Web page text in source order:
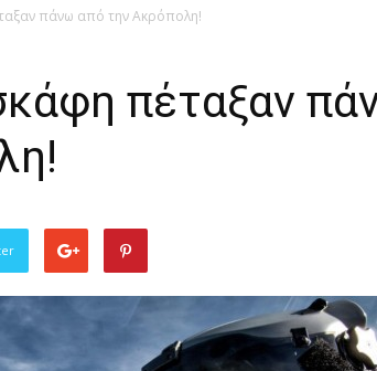
πάνω από την Ακρόπολη!
πέταξαν